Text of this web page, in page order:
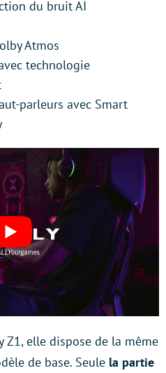
du bruit AI
Atmos
technologie
parleurs avec Smart
Z1, elle dispose de la même
de base. Seule la partie